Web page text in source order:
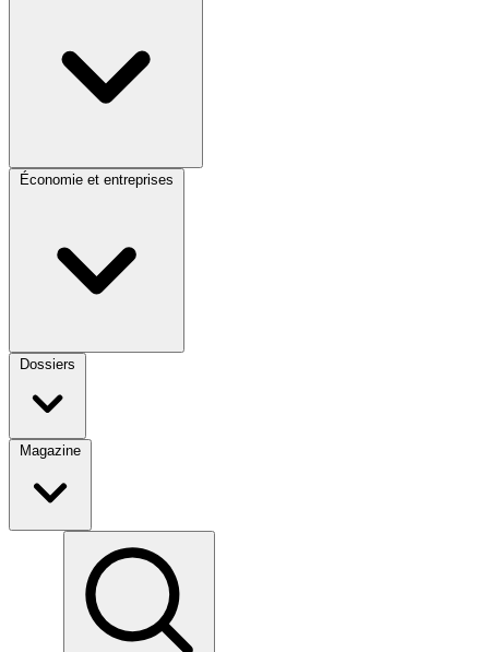
Économie et entreprises
Dossiers
Magazine